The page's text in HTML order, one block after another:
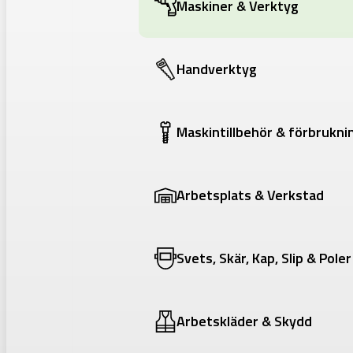
Maskiner & Verktyg
Handverktyg
Maskintillbehör &
Arbetsplats & Verkstad
Svets, Skär, Kap, Slip & Poler
Arbetskläder & Skydd